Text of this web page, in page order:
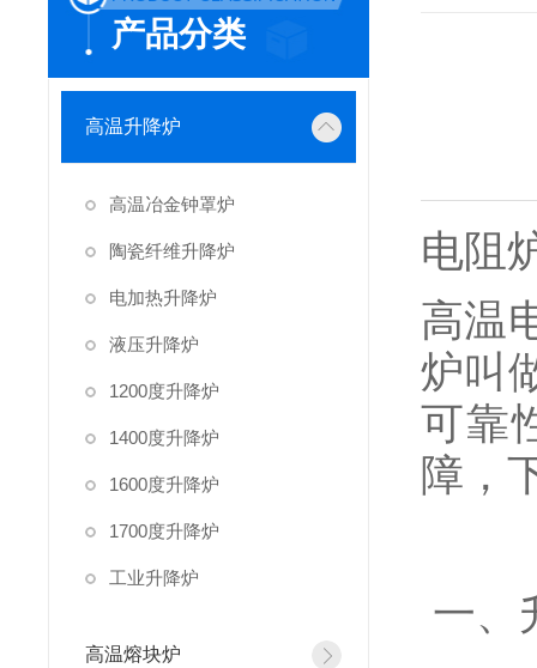
产品分类
高温升降炉
高温冶金钟罩炉
陶瓷纤维升降炉
电加热升降炉
液压升降炉
1200度升降炉
1400度升降炉
1600度升降炉
1700度升降炉
工业升降炉
高温熔块炉
电阻
高温
炉叫
可靠
障，
一、